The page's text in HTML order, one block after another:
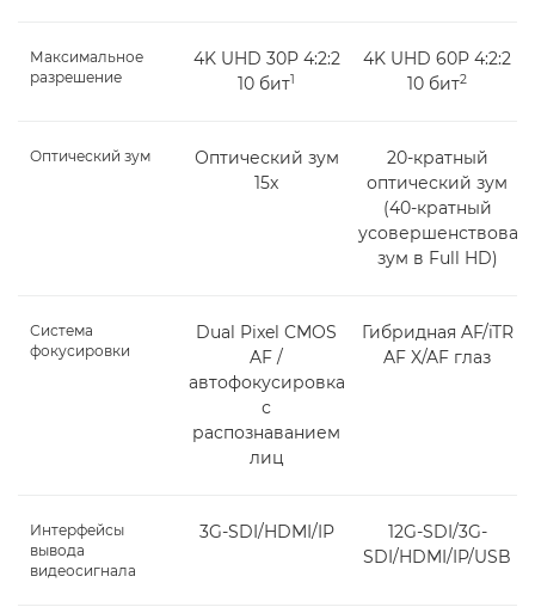
Максимальное
разрешение
4K UHD 30P 4:2:2
10 бит1
4K UHD 60P 4:2:2
10 бит2
Оптический зум
Оптический зум
15x
20-кратный
оптический зум
(40-кратный
зум в Full HD)
Система
фокусировки
Dual Pixel CMOS
AF /
автофокусировка
с
распознаванием
лиц
Гибридная AF/iTR
AF X/AF глаз
Интерфейсы
вывода
видеосигнала
3G-SDI/HDMI/IP
12G-SDI/3G-
SDI/HDMI/IP/USB